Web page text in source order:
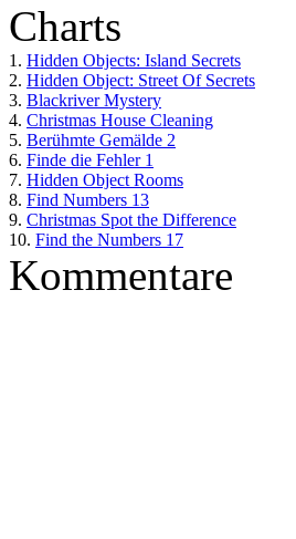
Charts
1. Hidden Objects: Island Secrets
2. Hidden Object: Street Of Secrets
3. Blackriver Mystery
4. Christmas House Cleaning
5. Berühmte Gemälde 2
6. Finde die Fehler 1
7. Hidden Object Rooms
8. Find Numbers 13
9. Christmas Spot the Difference
10. Find the Numbers 17
Kommentare